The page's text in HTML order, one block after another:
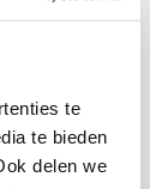
te
te bieden
delen we
verricht in